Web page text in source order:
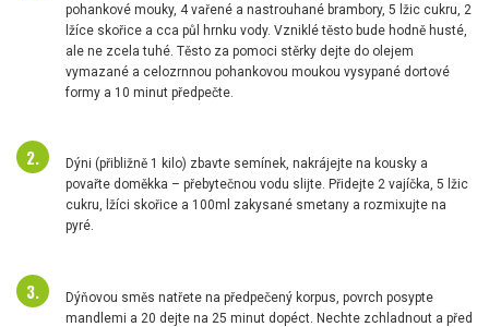
pohankové mouky, 4 vařené a nastrouhané brambory, 5 lžic cukru, 2
lžíce skořice a cca půl hrnku vody. Vzniklé těsto bude hodně husté,
ale ne zcela tuhé. Těsto za pomoci stěrky dejte do olejem
vymazané a celozrnnou pohankovou moukou vysypané dortové
formy a 10 minut předpečte.
Dýni (přibližně 1 kilo) zbavte semínek, nakrájejte na kousky a
povařte doměkka – přebytečnou vodu slijte. Přidejte 2 vajíčka, 5 lžic
cukru, lžíci skořice a 100ml zakysané smetany a rozmixujte na
pyré.
Dýňovou směs natřete na předpečený korpus, povrch posypte
mandlemi a 20 dejte na 25 minut dopéct. Nechte zchladnout a před